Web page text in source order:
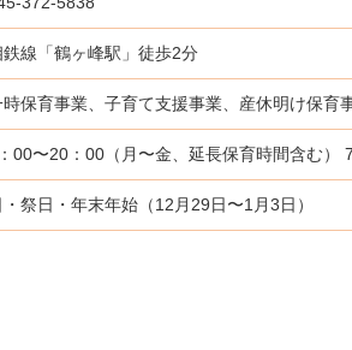
鉄線「鶴ヶ峰駅」徒歩2分
時保育事業、子育て支援事業、産休明け保育
00〜20：00（月〜金、延長保育時間含む）
・祭日・年末年始（12月29日〜1月3日）